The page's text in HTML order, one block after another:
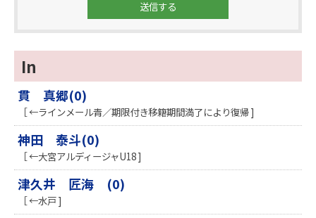
In
貫 真郷(0)
［ ←ラインメール青／期限付き移籍期間満了により復帰 ]
神田 泰斗(0)
［ ←大宮アルディージャU18 ]
津久井 匠海 (0)
［ ←水戸 ]